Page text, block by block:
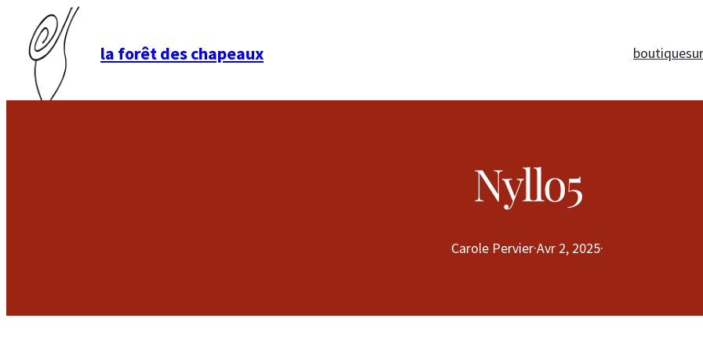
la forêt des chapeaux boutique
Nyllo5
Carole Pervier·Avr 2, 2025·